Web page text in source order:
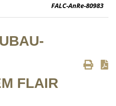
FALC-AnRe-80983
FLAIR